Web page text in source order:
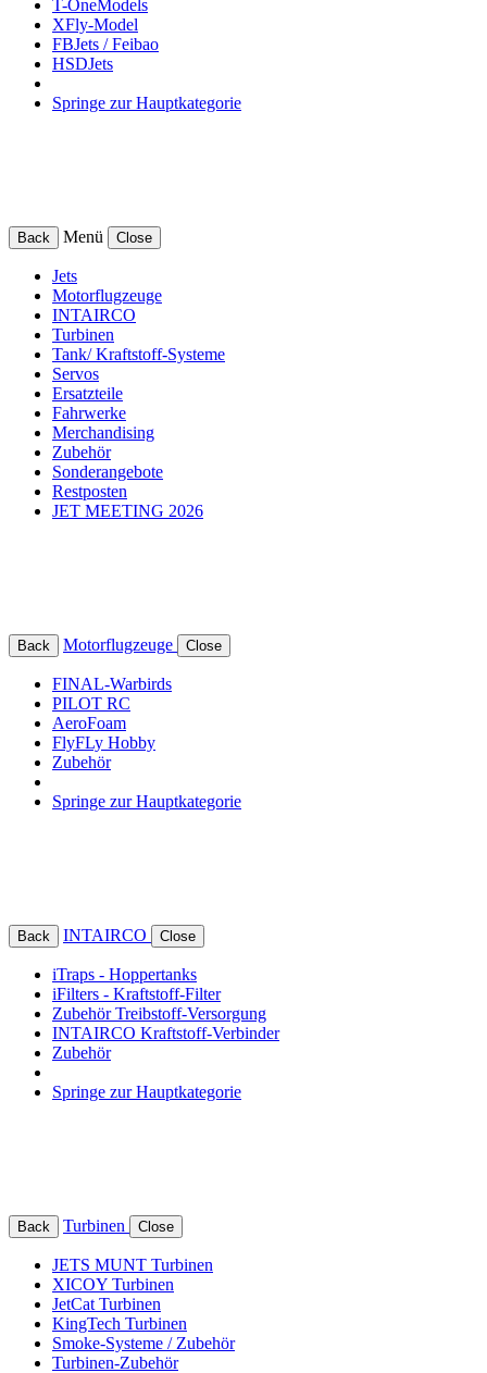
T-OneModels
XFly-Model
FBJets / Feibao
HSDJets
Springe zur Hauptkategorie
Back Menü Close
Jets
Motorflugzeuge
INTAIRCO
Turbinen
Tank/ Kraftstoff-Systeme
Servos
Ersatzteile
Fahrwerke
Merchandising
Zubehör
Sonderangebote
Restposten
JET MEETING 2026
Back Motorflugzeuge Close
FINAL-Warbirds
PILOT RC
AeroFoam
FlyFLy Hobby
Zubehör
Springe zur Hauptkategorie
Back INTAIRCO Close
iTraps - Hoppertanks
iFilters - Kraftstoff-Filter
Zubehör Treibstoff-Versorgung
INTAIRCO Kraftstoff-Verbinder
Zubehör
Springe zur Hauptkategorie
Back Turbinen Close
JETS MUNT Turbinen
XICOY Turbinen
JetCat Turbinen
KingTech Turbinen
Smoke-Systeme / Zubehör
Turbinen-Zubehör